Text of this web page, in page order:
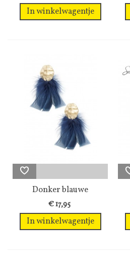
In winkelwagentje
Donker blauwe
oorhangers met...
€ 17,95
In winkelwagentje